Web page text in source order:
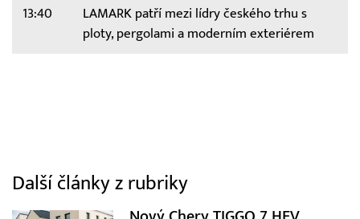
13:40
LAMARK patří mezi lídry českého trhu s
ploty, pergolami a moderním exteriérem
Další články z rubriky